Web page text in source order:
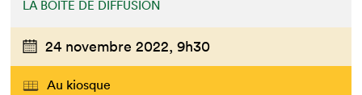
LA BOÎTE DE DIFFUSION
24 novembre 2022, 9h30
Au kiosque